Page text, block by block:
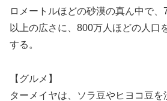
ロメートルほどの砂漠の真ん中で
以上の広さに、800万人ほどの人口
する。
【グルメ】
ターメイヤは、ソラ豆やヒヨコ豆